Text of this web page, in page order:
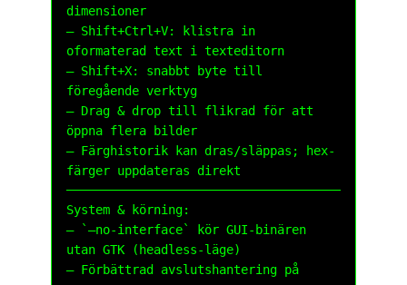
dimensioner
– Shift+Ctrl+V: klistra in
oformaterad text i texteditorn
– Shift+X: snabbt byte till
föregående verktyg
– Drag & drop till flikrad för att
öppna flera bilder
– Färghistorik kan dras/släppas; hex-
färger uppdateras direkt
System & körning:
– `–no-interface` kör GUI-binären
utan GTK (headless-läge)
– Förbättrad avslutshantering på